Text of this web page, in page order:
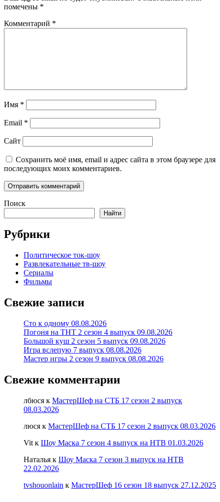
помечены *
Комментарий *
Имя *
Email *
Сайт
Сохранить моё имя, email и адрес сайта в этом браузере для
последующих моих комментариев.
Поиск
Найти
Рубрики
Политическое ток-шоу
Развлекательные тв-шоу
Сериалы
Фильмы
Свежие записи
Сто к одному 08.08.2026
Погоня на ТНТ 2 сезон 4 выпуск 09.08.2026
Большой куш 2 сезон 5 выпуск 09.08.2026
Игра вслепую 7 выпуск 08.08.2026
Мастер игры 2 сезон 9 выпуск 08.08.2026
Свежие комментарии
лбюся к МастерШеф на СТБ 17 сезон 2 выпуск
08.03.2026
люся к МастерШеф на СТБ 17 сезон 2 выпуск 08.03.2026
Vit к Шоу Маска 7 сезон 4 выпуск на НТВ 01.03.2026
Наталья к Шоу Маска 7 сезон 3 выпуск на НТВ
22.02.2026
tvshouonlain к МастерШеф 16 сезон 18 выпуск 27.12.2025